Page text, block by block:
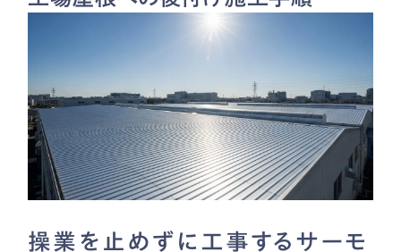
操業を止めずに工事するサーモ